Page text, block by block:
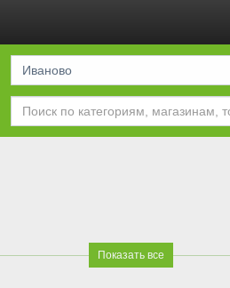
Иваново
Показать все